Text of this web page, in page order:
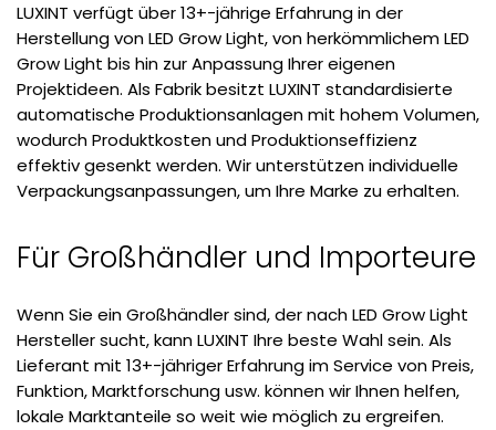
LUXINT verfügt über 13+-jährige Erfahrung in der
Herstellung von LED Grow Light, von herkömmlichem LED
Grow Light bis hin zur Anpassung Ihrer eigenen
Projektideen. Als Fabrik besitzt LUXINT standardisierte
automatische Produktionsanlagen mit hohem Volumen,
wodurch Produktkosten und Produktionseffizienz
effektiv gesenkt werden. Wir unterstützen individuelle
Verpackungsanpassungen, um Ihre Marke zu erhalten.
Für Großhändler und Importeure
Wenn Sie ein Großhändler sind, der nach LED Grow Light
Hersteller sucht, kann LUXINT Ihre beste Wahl sein. Als
Lieferant mit 13+-jähriger Erfahrung im Service von Preis,
Funktion, Marktforschung usw. können wir Ihnen helfen,
lokale Marktanteile so weit wie möglich zu ergreifen.